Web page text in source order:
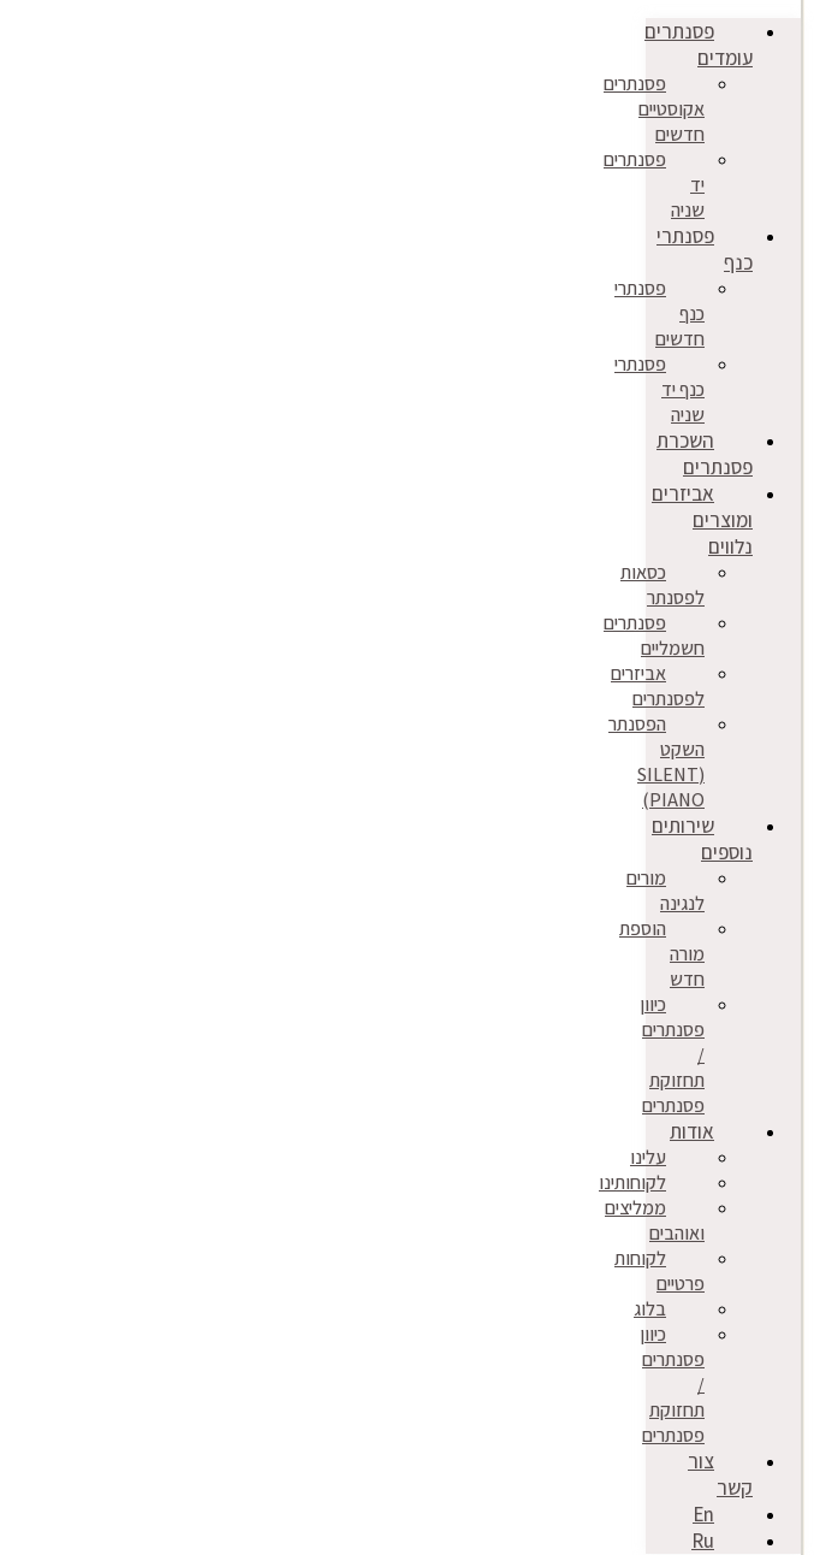
פסנתרים
עומדים
פסנתרים
אקוסטיים
חדשים
פסנתרים
יד
שניה
פסנתרי
כנף
פסנתרי
כנף
חדשים
פסנתרי
כנף יד
שניה
השכרת
פסנתרים
אביזרים
ומוצרים
נלווים
כסאות
לפסנתר
פסנתרים
חשמליים
אביזרים
לפסנתרים
הפסנתר
השקט
(SILENT
PIANO)
שירותים
נוספים
מורים
לנגינה
הוספת
מורה
חדש
כיוון
פסנתרים
/
תחזוקת
פסנתרים
אודות
עלינו
לקוחותינו
ממליצים
ואוהבים
לקוחות
פרטיים
בלוג
כיוון
פסנתרים
/
תחזוקת
פסנתרים
צור
קשר
En
Ru